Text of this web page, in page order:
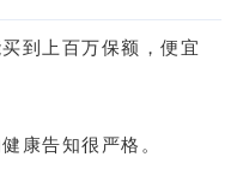
到上百万保额，便宜
康告知很严格。